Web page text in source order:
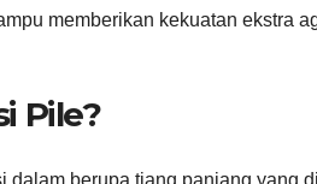
memberikan kekuatan ekstra
Pile?
dalam berupa tiang panjang yang